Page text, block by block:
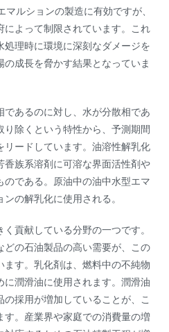
ルションの製造に有効ですが、
よって制限されています。これ
処理時に環境に深刻なダメージを
成長を脅かす結果となっていま
あるのに対し、水が分散相であ
り除くという特性から、予測期間
ードしています。油溶性解乳化
族系溶剤に可溶な界面活性剤や
である。原油中の油中水型エマ
の解乳化に使用される。
貢献している分野の一つです。
の石油製品の高い需要が、この
す。乳化剤は、燃料中の不純物
潤滑油に使用されます。潤滑油
採用が増加していることが、こ
。産業界や家庭での消費量の増